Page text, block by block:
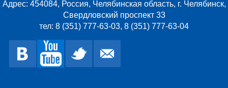
Адрес: 454084, Россия, Челябинская область, г. Челябинск,
Свердловский проспект 33
тел: 8 (351) 777-63-03, 8 (351) 777-63-04